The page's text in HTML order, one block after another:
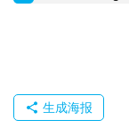
生成海报